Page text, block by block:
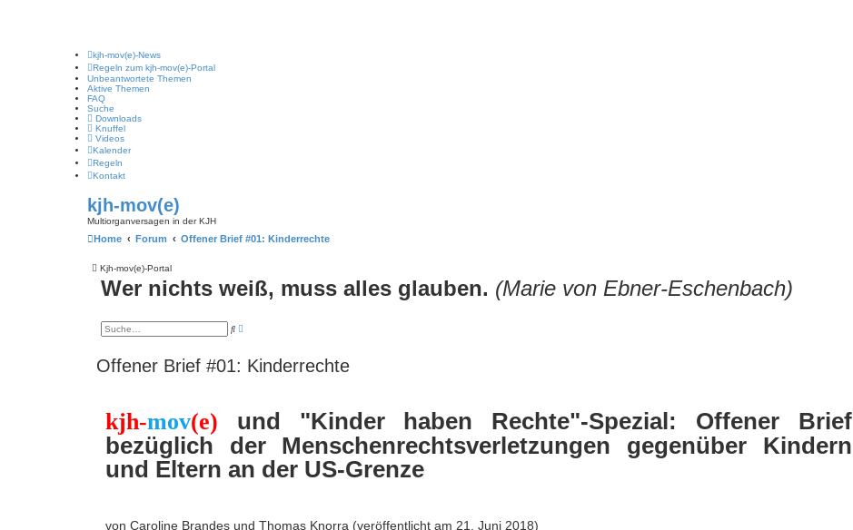
kjh-mov(e)-News
Regeln zum kjh-mov(e)-Portal
Unbeantwortete Themen
Aktive Themen
FAQ
Suche
Downloads
Knuffel
Videos
Kalender
Regeln
Kontakt
kjh-mov(e)
Multiorganversagen in der KJH
Home Forum Offener Brief #01: Kinderrechte
Kjh-mov(e)-Portal
Wer nichts weiß, muss alles glauben. (Marie von Ebner-Eschenbach)
S
e
S
c
h
e
Offener Brief #01: Kinderrechte
kjh-mov(e) und "Kinder haben Rechte"-Spezial: Offener Brief
bezüglich der Menschenrechtsverletzungen gegenüber Kindern
und Eltern an der US-Grenze
von Caroline Brandes und Thomas Knorra (veröffentlicht am 21. Juni 2018)